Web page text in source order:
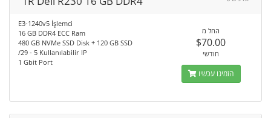
E3-1240v5 İşlemci
16 GB DDR4 ECC Ram
480 GB NVMe SSD Disk + 120 GB SSD
/29 - 5 Kullanılabilir IP
1 Gbit Port
החל מ
$70.00
חודשי
הזמינו עכשיו